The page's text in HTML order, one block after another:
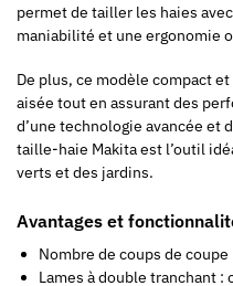
permet de tailler les haies
maniabilité et une ergonomie
De plus, ce modèle compact
aisée tout en assurant des
d’une technologie avancée et
taille-haie Makita est l’outil
verts et des jardins.
Avantages et
Nombre de coups de
Lames à double tranchant :